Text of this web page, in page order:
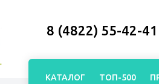
8 (4822) 55-42-41
КАТАЛОГ ТОП-500